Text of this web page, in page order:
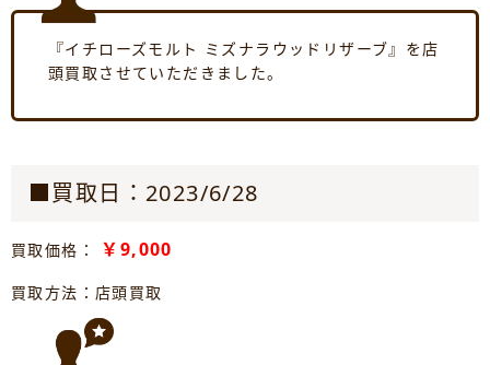
『イチローズモルト ミズナラウッドリザーブ』を店
頭買取させていただきました。
■買取日：2023/6/28
買取価格： ￥9,000
買取方法：店頭買取